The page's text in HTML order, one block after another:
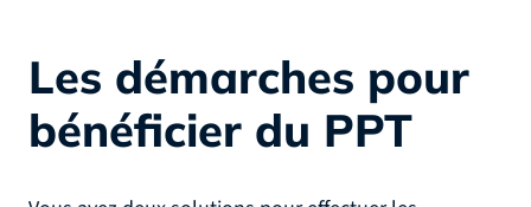
Les démarches pour
bénéficier du PPT